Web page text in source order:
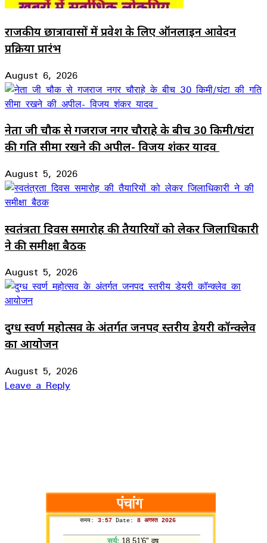
राजकीय छात्रावासों में प्रवेश के लिए ऑनलाइन आवेदन
प्रक्रिया प्रारंभ
August 6, 2026
नेता जी चौक से गजराज नगर चौराहे के बीच 30 किमी/घंटा
की गति सीमा रखने की अपील- विजय शंकर यादव
August 5, 2026
स्वतंत्रता दिवस समारोह की तैयारियों को लेकर जिलाधिकारी
ने की समीक्षा बैठक
August 5, 2026
दुग्ध स्वर्ण महोत्सव के अंतर्गत जनपद स्तरीय डेयरी कॉन्क्लेव
का आयोजन
August 5, 2026
Leave a Reply